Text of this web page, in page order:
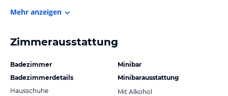
Mehr anzeigen
Zimmerausstattung
Badezimmer
Badezimmerdetails
Hausschuhe
Minibar
Minibarausstattung
Mit Alkohol